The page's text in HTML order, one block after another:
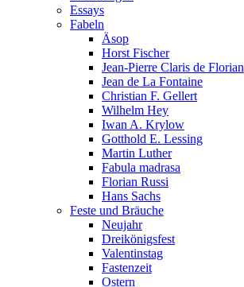
Essays
Fabeln
Äsop
Horst Fischer
Jean-Pierre Claris de Florian
Jean de La Fontaine
Christian F. Gellert
Wilhelm Hey
Iwan A. Krylow
Gotthold E. Lessing
Martin Luther
Fabula madrasa
Florian Russi
Hans Sachs
Feste und Bräuche
Neujahr
Dreikönigsfest
Valentinstag
Fastenzeit
Ostern